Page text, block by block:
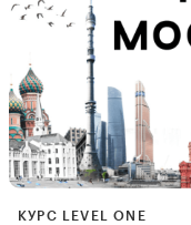
КУРС LEVEL ONE